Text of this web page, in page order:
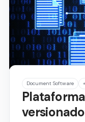
Document Software